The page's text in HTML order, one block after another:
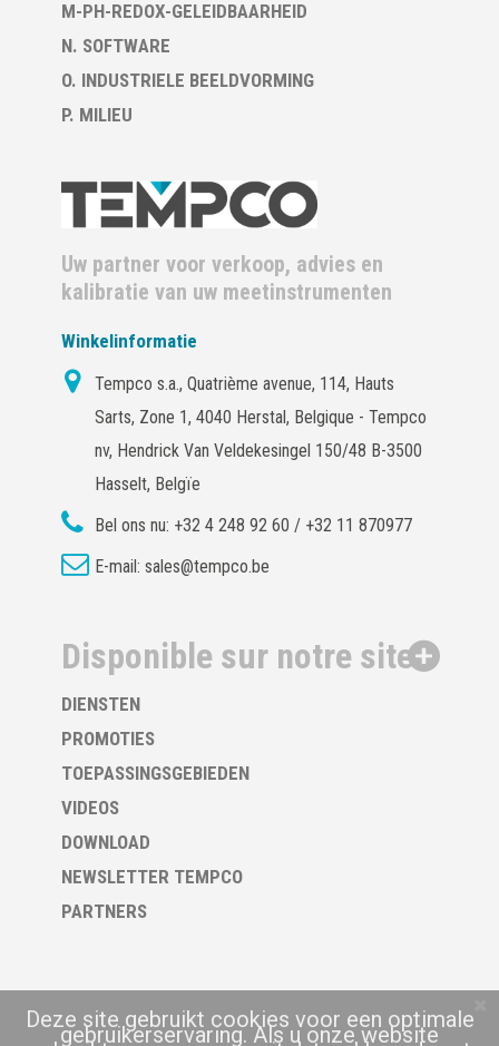
M-PH-REDOX-GELEIDBAARHEID
N. SOFTWARE
O. INDUSTRIELE BEELDVORMING
P. MILIEU
Uw partner voor verkoop, advies en
kalibratie van uw meetinstrumenten
Winkelinformatie
Tempco s.a., Quatrième avenue, 114, Hauts
Sarts, Zone 1, 4040 Herstal, Belgique - Tempco
nv, Hendrick Van Veldekesingel 150/48 B-3500
Hasselt, Belgïe
Bel ons nu: +32 4 248 92 60 / +32 11 870977
E-mail: sales@tempco.be
Disponible sur notre site
DIENSTEN
PROMOTIES
TOEPASSINGSGEBIEDEN
VIDEOS
DOWNLOAD
NEWSLETTER TEMPCO
PARTNERS
Deze site gebruikt cookies voor een optimale
gebruikerservaring. Als u onze website